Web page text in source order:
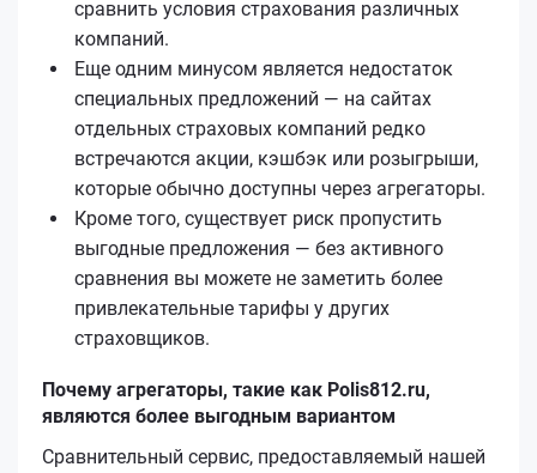
сравнить условия страхования различных
компаний.
Еще одним минусом является недостаток
специальных предложений — на сайтах
отдельных страховых компаний редко
встречаются акции, кэшбэк или розыгрыши,
которые обычно доступны через агрегаторы.
Кроме того, существует риск пропустить
выгодные предложения — без активного
сравнения вы можете не заметить более
привлекательные тарифы у других
страховщиков.
Почему агрегаторы, такие как Polis812.ru,
являются более выгодным вариантом
Сравнительный сервис, предоставляемый нашей